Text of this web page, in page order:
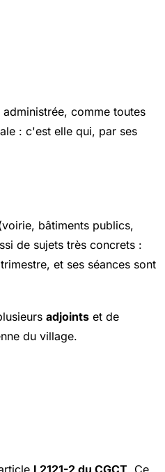
comme toutes
: c'est elle qui, par ses
bâtiments publics,
de sujets très concrets :
et ses séances sont
adjoints et de
du village.